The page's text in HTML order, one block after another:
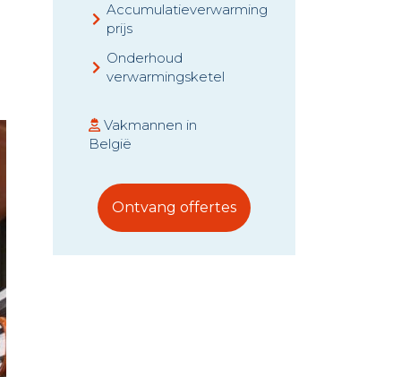
Accumulatieverwarming
prijs
Onderhoud
verwarmingsketel
Vakmannen in
België
Ontvang offertes